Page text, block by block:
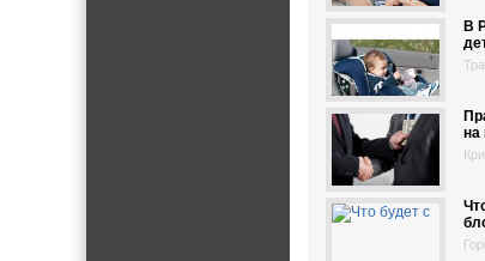
В
на